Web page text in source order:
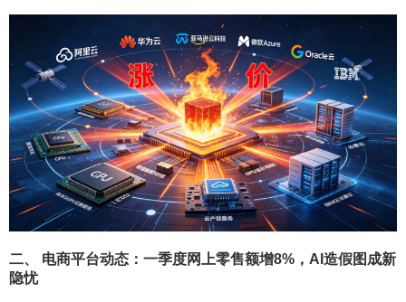
二、 电商平台动态：一季度网上零售额增8%，AI造假图成新
隐忧